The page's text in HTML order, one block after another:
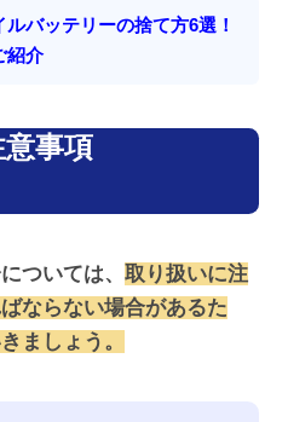
ルバッテリーの捨て方6選！
紹介
事項
ついては、 取り扱いに注
ならない場合があるた
ましょう。